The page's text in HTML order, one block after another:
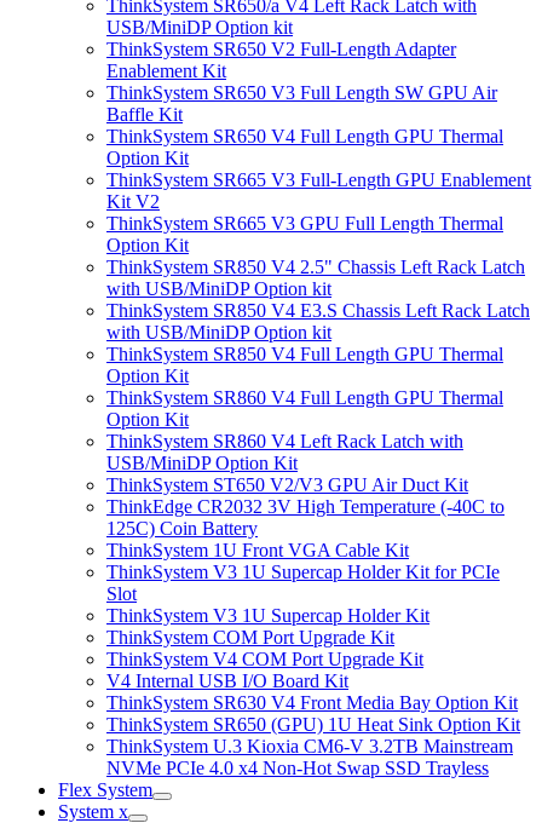
ThinkSystem SR650/a V4 Left Rack Latch with
USB/MiniDP Option kit
ThinkSystem SR650 V2 Full-Length Adapter
Enablement Kit
ThinkSystem SR650 V3 Full Length SW GPU Air
Baffle Kit
ThinkSystem SR650 V4 Full Length GPU Thermal
Option Kit
ThinkSystem SR665 V3 Full-Length GPU Enablement
Kit V2
ThinkSystem SR665 V3 GPU Full Length Thermal
Option Kit
ThinkSystem SR850 V4 2.5" Chassis Left Rack Latch
with USB/MiniDP Option kit
ThinkSystem SR850 V4 E3.S Chassis Left Rack Latch
with USB/MiniDP Option kit
ThinkSystem SR850 V4 Full Length GPU Thermal
Option Kit
ThinkSystem SR860 V4 Full Length GPU Thermal
Option Kit
ThinkSystem SR860 V4 Left Rack Latch with
USB/MiniDP Option Kit
ThinkSystem ST650 V2/V3 GPU Air Duct Kit
ThinkEdge CR2032 3V High Temperature (-40C to
125C) Coin Battery
ThinkSystem 1U Front VGA Cable Kit
ThinkSystem V3 1U Supercap Holder Kit for PCIe
Slot
ThinkSystem V3 1U Supercap Holder Kit
ThinkSystem COM Port Upgrade Kit
ThinkSystem V4 COM Port Upgrade Kit
V4 Internal USB I/O Board Kit
ThinkSystem SR630 V4 Front Media Bay Option Kit
ThinkSystem SR650 (GPU) 1U Heat Sink Option Kit
ThinkSystem U.3 Kioxia CM6-V 3.2TB Mainstream
NVMe PCIe 4.0 x4 Non-Hot Swap SSD Trayless
Flex System
System x